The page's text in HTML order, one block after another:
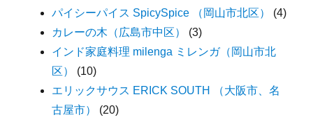
パイシーパイス SpicySpice （岡山市北区）
(4)
カレーの木（広島市中区）
(3)
インド家庭料理 milenga ミレンガ（岡山市北
区）
(10)
エリックサウス ERICK SOUTH （大阪市、名
古屋市）
(20)